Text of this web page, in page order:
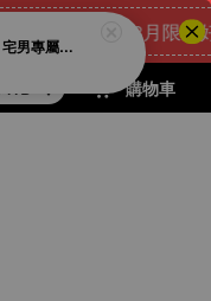
[8月限量好
購物車